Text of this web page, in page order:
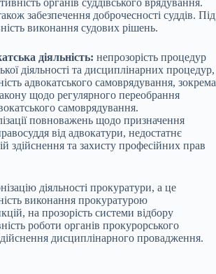
органів суддівського врядування.
забезпечення доброчесності суддів. Під
виконання судових рішень.
діяльність: непрозорість процедур
діяльності та дисциплінарних процедур,
адвокатського самоврядування, зокрема
щодо регулярного переобрання
самоврядування.
повноважень щодо призначення
від адвокатури, недостатнє
здійснення та захисту професійних прав
діяльності прокуратури, а це
виконання прокуратурою
на прозорість системи відбору
роботи органів прокурорського
дисциплінарного провадження.